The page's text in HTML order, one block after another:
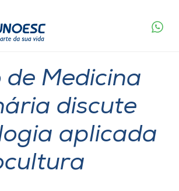
Estudante
de Medicina
discute
aplicada